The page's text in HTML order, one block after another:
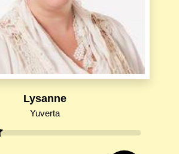
Lysanne
Yuverta